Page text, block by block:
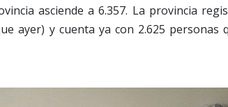
asciende a 6.357. La provincia
ayer) y cuenta ya con 2.625 personas